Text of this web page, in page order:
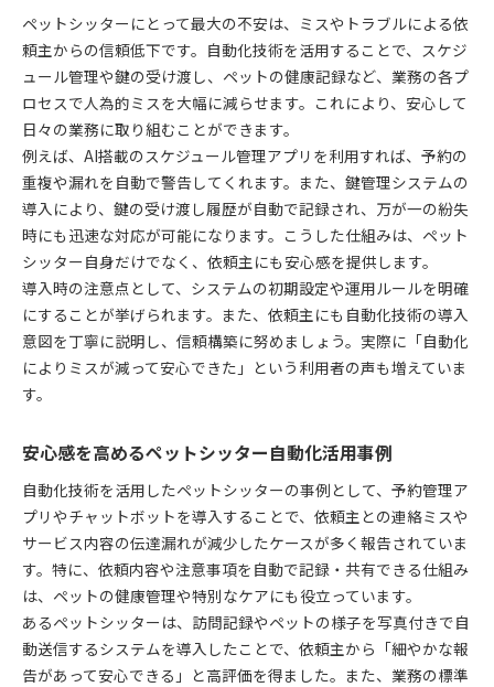
ペットシッターにとって最大の不安は、ミスやトラブルによる依
頼主からの信頼低下です。自動化技術を活用することで、スケジ
ュール管理や鍵の受け渡し、ペットの健康記録など、業務の各プ
ロセスで人為的ミスを大幅に減らせます。これにより、安心して
日々の業務に取り組むことができます。
例えば、AI搭載のスケジュール管理アプリを利用すれば、予約の
重複や漏れを自動で警告してくれます。また、鍵管理システムの
導入により、鍵の受け渡し履歴が自動で記録され、万が一の紛失
時にも迅速な対応が可能になります。こうした仕組みは、ペット
シッター自身だけでなく、依頼主にも安心感を提供します。
導入時の注意点として、システムの初期設定や運用ルールを明確
にすることが挙げられます。また、依頼主にも自動化技術の導入
意図を丁寧に説明し、信頼構築に努めましょう。実際に「自動化
によりミスが減って安心できた」という利用者の声も増えていま
す。
安心感を高めるペットシッター自動化活用事例
自動化技術を活用したペットシッターの事例として、予約管理ア
プリやチャットボットを導入することで、依頼主との連絡ミスや
サービス内容の伝達漏れが減少したケースが多く報告されていま
す。特に、依頼内容や注意事項を自動で記録・共有できる仕組み
は、ペットの健康管理や特別なケアにも役立っています。
あるペットシッターは、訪問記録やペットの様子を写真付きで自
動送信するシステムを導入したことで、依頼主から「細やかな報
告があって安心できる」と高評価を得ました。また、業務の標準